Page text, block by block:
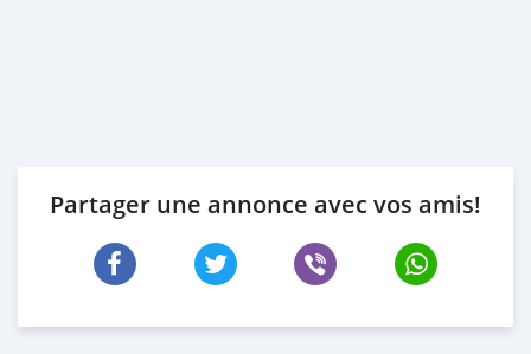
Partager une annonce avec vos amis!